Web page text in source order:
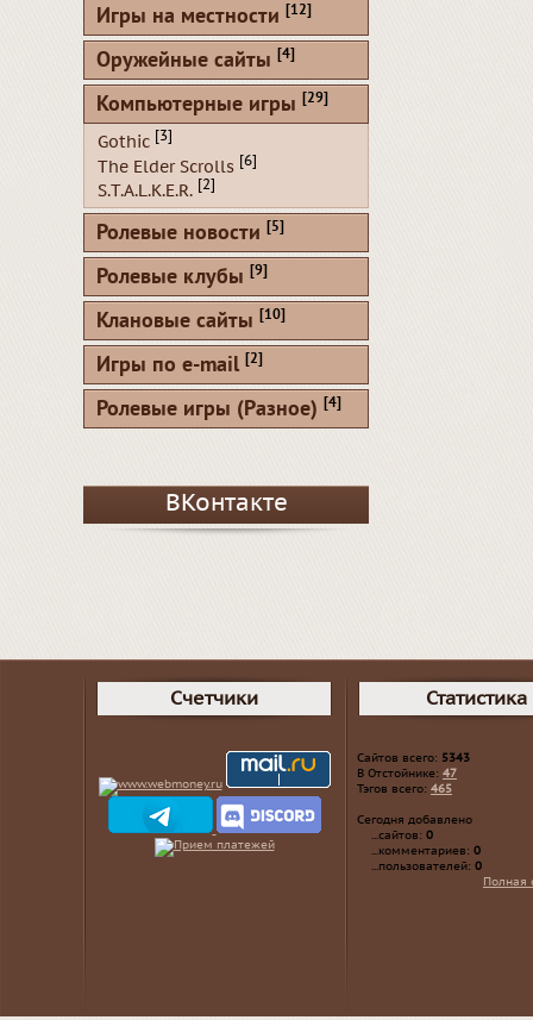
Игры на местности [12]
Оружейные сайты [4]
Компьютерные игры [29]
Gothic [3]
The Elder Scrolls [6]
S.T.A.L.K.E.R. [2]
Ролевые новости [5]
Ролевые клубы [9]
Клановые сайты [10]
Игры по e-mail [2]
Ролевые игры (Разное) [4]
ВКонтакте
Счетчики Статистика
Сайтов всего: 5343
В Отстойнике: 47
Тэгов всего: 465
Сегодня добавлено
...сайтов: 0
...комментариев: 0
...пользователей: 0
Полная